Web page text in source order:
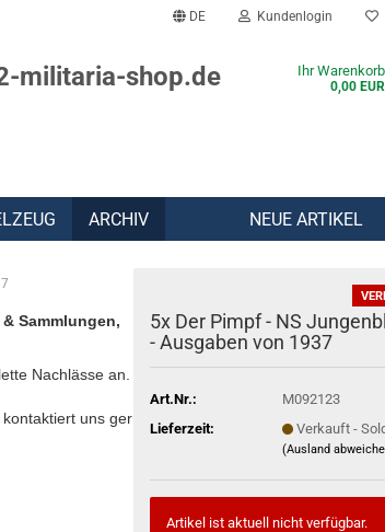
DE Kundenlogin
militaria-shop.de Ihr Warenkorb
0,00 EUR
ARCHIV NEUE ARTIKEL
Sammlungen,
Nachlässe an.
uns gern:
5x Der Pimpf - NS
- Ausgaben von 1937
Art.Nr.:
M092123
Lieferzeit:
Verkauft -
(Ausland
Artikel ist aktuell nicht verfügbar.